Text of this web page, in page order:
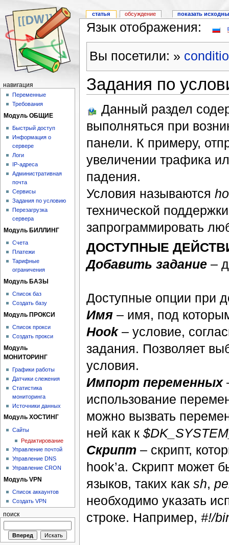
Язык отображения:
Вы посетили: »
Задания по
Данный раздел
выполняться при
панели. К примеру,
увеличении трафика
падения.
Условия называются
технической
запрограммировать
ДОСТУПНЫЕ
Добавить задание–
Доступные опции при
Имя– имя, под
Hook– условие,
задания. Позволяет
условия.
Импорт переменных
использование
можно вызвать
ней как к
Скрипт– скрипт,
hook’а. Скрипт может
языков, таких как sh,
необходимо указать
строке. Например, #!/
статья обсуждение показать
навигация
Переменные
Требования
Модуль ОБЩИЕ
Быстрый доступ
Информация о
сервере
Логи
IP-адреса
Административная
почта
Сервисы
Задания по условию
Перезагрузка
сервера
Модуль БИЛЛИНГ
Счета
Платежи
Тарифные
ограничения
Модуль БАЗЫ
Список баз
Создать базу
Модуль ПРОКСИ
Список прокси
Создать прокси
Модуль
МОНИТОРИНГ
Графики работы
Датчики слежения
Статистика
мониторинга
Источники данных
Модуль ХОСТИНГ
Сайты
Редактирование
Управление почтой
Управление DNS
Управление CRON
Модуль VPN
Список аккаунтов
Создать VPN
поиск